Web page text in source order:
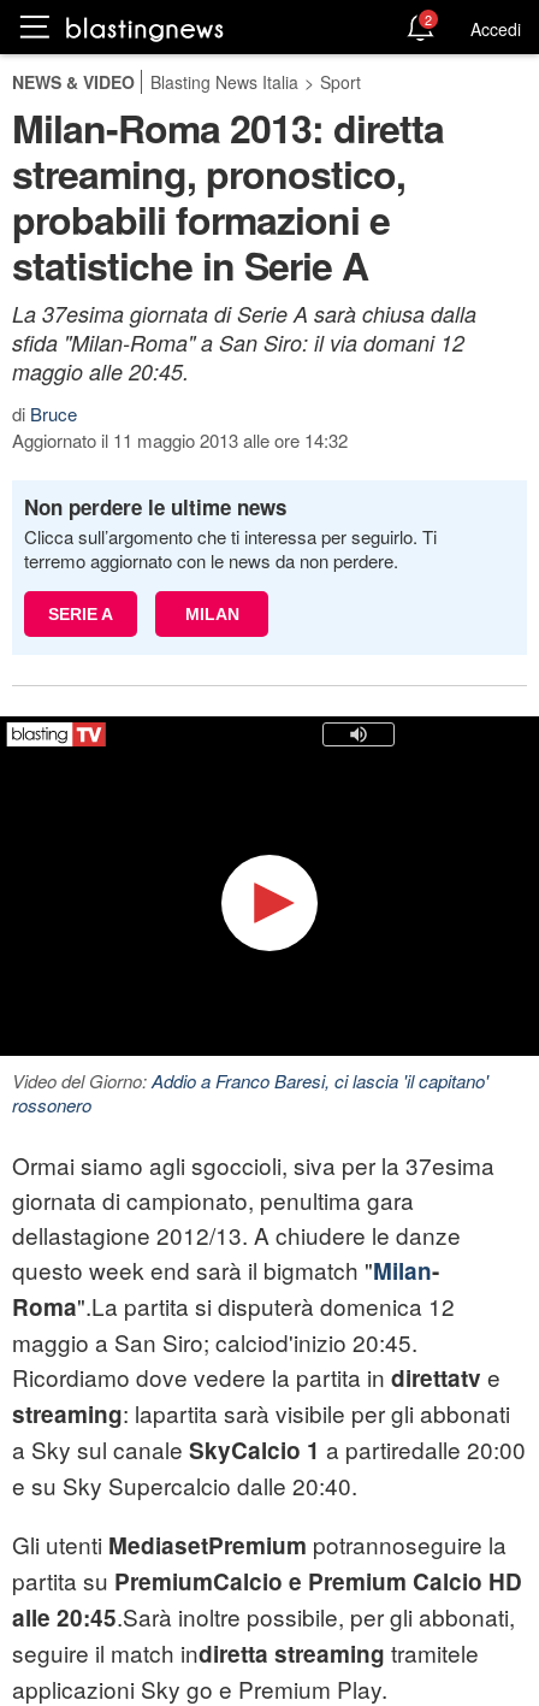
2 Accedi
NEWS & VIDEO Blasting News Italia > Sport
Milan-Roma 2013: diretta
streaming, pronostico,
probabili formazioni e
statistiche in Serie A
La 37esima giornata di Serie A sarà chiusa dalla
sfida "Milan-Roma" a San Siro: il via domani 12
maggio alle 20:45.
di Bruce
Aggiornato il 11 maggio 2013 alle ore 14:32
Non perdere le ultime news
Clicca sull’argomento che ti interessa per seguirlo. Ti
terremo aggiornato con le news da non perdere.
SERIE A MILAN
Video del Giorno:Addio a Franco Baresi, ci lascia 'il capitano'
rossonero
Ormai siamo agli sgoccioli, siva per la 37esima
giornata di campionato, penultima gara
dellastagione 2012/13. A chiudere le danze
questo week end sarà il bigmatch "Milan-
Roma".La partita si disputerà domenica 12
maggio a San Siro; calciod'inizio 20:45.
Ricordiamo dove vedere la partita in direttatv e
streaming: lapartita sarà visibile per gli abbonati
a Sky sul canale SkyCalcio 1 a partiredalle 20:00
e su Sky Supercalcio dalle 20:40.
Gli utenti MediasetPremium potrannoseguire la
partita su PremiumCalcio e Premium Calcio HD
alle 20:45.Sarà inoltre possibile, per gli abbonati,
seguire il match indiretta streaming tramitele
applicazioni Sky go e Premium Play.